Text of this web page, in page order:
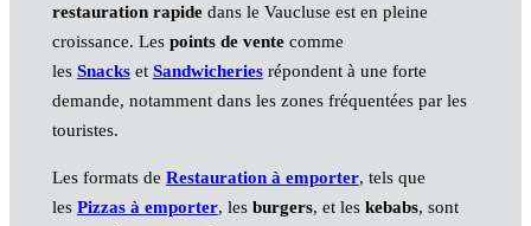
restauration rapidedans le Vaucluse est en pleine
croissance. Les points de ventecomme
les Snackset Sandwicheriesrépondent à une forte
demande, notamment dans les zones fréquentées par les
touristes.
Les formats de Restauration à emporter, tels que
les Pizzas à emporter, les burgers, et les kebabs, sont